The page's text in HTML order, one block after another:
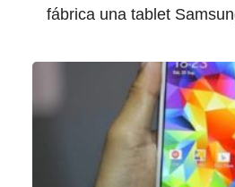
fábrica una tablet